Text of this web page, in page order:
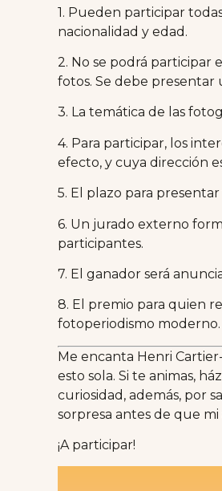
1. Pueden participar
nacionalidad y edad.
2. No se podrá participar
fotos. Se debe presentar
3. La temática de las
4. Para participar, los
efecto, y cuya dirección
5. El plazo para
6. Un jurado externo
participantes.
7. El ganador será
8. El premio para quien
fotoperiodismo moderno.
Me encanta Henri
esto sola. Si te animas,
curiosidad, además, por
sorpresa antes de que
¡A participar!